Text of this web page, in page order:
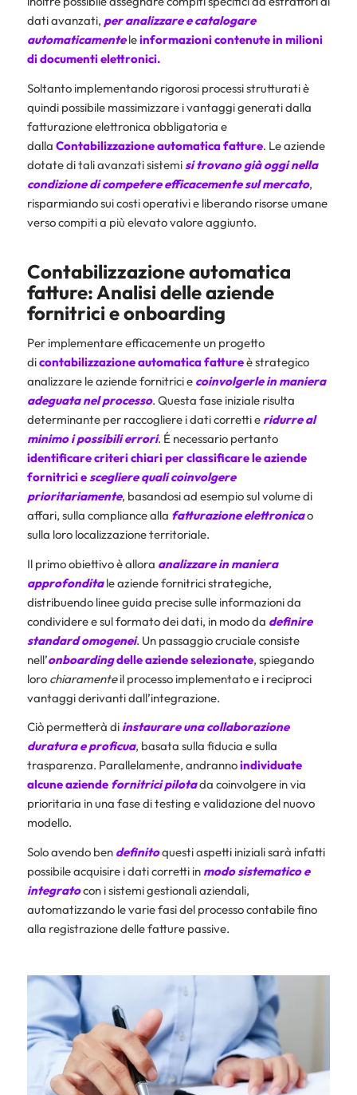
dati avanzati, per analizzare e catalogare
automaticamenteleinformazioni contenute in milioni
di documenti elettronici.
Soltanto implementando rigorosi processi strutturati è
quindi possibile massimizzare i vantaggi generati dalla
fatturazione elettronica obbligatoria e
dalla Contabilizzazione automatica fatture. Le aziende
dotate di tali avanzati sistemisi trovano già oggi nella
condizione di competere efficacemente sul mercato,
risparmiando sui costi operativi e liberando risorse umane
verso compiti a più elevato valore aggiunto.
Contabilizzazione automatica
fatture: Analisi delle aziende
fornitrici e onboarding
Per implementare efficacemente un progetto
dicontabilizzazione automatica fattureè strategico
analizzare le aziende fornitrici e coinvolgerle in maniera
adeguata nel processo. Questa fase iniziale risulta
determinante per raccogliere i dati corretti e ridurre al
minimo i possibili errori. É necessario pertanto
identificare criteri chiari per classificare le aziende
fornitrici escegliere quali coinvolgere
prioritariamente, basandosi ad esempio sul volume di
affari, sulla compliance alla fatturazione elettronicao
sulla loro localizzazione territoriale.
Il primo obiettivo è allora analizzare in maniera
approfonditale aziende fornitrici strategiche,
distribuendo linee guida precise sulle informazioni da
condividere e sul formato dei dati, in modo da definire
standard omogenei. Un passaggio cruciale consiste
nell’onboardingdelle aziende selezionate, spiegando
loro chiaramenteil processo implementato e i reciproci
vantaggi derivanti dall’integrazione.
Ciò permetterà di instaurare una collaborazione
duratura e proficua, basata sulla fiducia e sulla
trasparenza. Parallelamente, andrannoindividuate
alcune aziende fornitrici pilotada coinvolgere in via
prioritaria in una fase di testing e validazione del nuovo
modello.
Solo avendo ben definitoquesti aspetti iniziali sarà infatti
possibile acquisire i dati corretti in modo sistematico e
integratocon i sistemi gestionali aziendali,
automatizzando le varie fasi del processo contabile fino
alla registrazione delle fatture passive.